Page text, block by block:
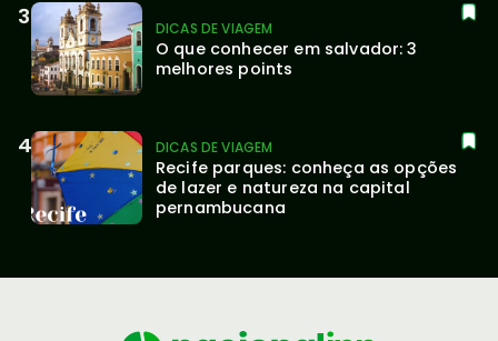
DICAS DE VIAGEM
O que conhecer em salvador: 3
melhores points
DICAS DE VIAGEM
Recife parques: conheça as opções
de lazer e natureza na capital
pernambucana